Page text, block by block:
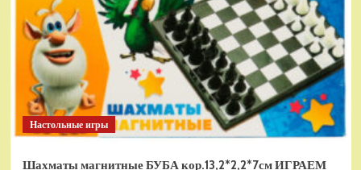
Р/У танк Taigen 1/16
Panzerkampfwagen III (Германия) HC
(для ИК танкового боя) V3 2.4G RTR,
TG3848-1HC-IR3.0
1
На радиоуправлении
Радиоуправляемый танк Torro
Sturmtiger Panzer 1к16
(TR1111700300)
Настольные игры
Шахматы магнитные БУБА кор.13,2*2,2*7см ИГРАЕМ